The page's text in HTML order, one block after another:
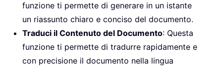
funzione ti permette di generare in un istante
un riassunto chiaro e conciso del documento.
Traduci il Contenuto del Documento: Questa
funzione ti permette di tradurre rapidamente e
con precisione il documento nella lingua